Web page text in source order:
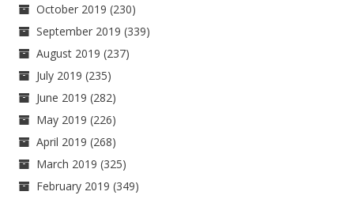
October 2019 (230)
September 2019 (339)
August 2019 (237)
July 2019 (235)
June 2019 (282)
May 2019 (226)
April 2019 (268)
March 2019 (325)
February 2019 (349)